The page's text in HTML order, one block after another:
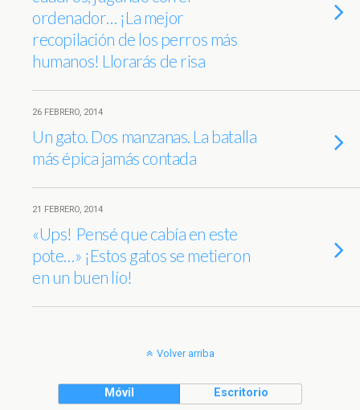
ordenador… ¡La mejor
recopilación de los perros más
humanos! Llorarás de risa
26 FEBRERO, 2014
Un gato. Dos manzanas. La batalla
más épica jamás contada
21 FEBRERO, 2014
«Ups! Pensé que cabía en este
pote…» ¡Estos gatos se metieron
en un buen lío!
Volver arriba
Móvil Escritorio